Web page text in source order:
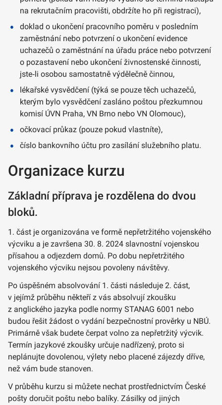
na rekrutačním pracovišti, obdržíte ho při registraci),
doklad o ukončení pracovního poměru v posledním
zaměstnání nebo potvrzení o ukončení evidence
uchazečů o zaměstnání na úřadu práce nebo potvrzení
o pozastavení nebo ukončení živnostenské činnosti,
jste‑li osobou samostatně výdělečně činnou,
lékařské vysvědčení (týká se pouze těch uchazečů,
kterým bylo vysvědčení zasláno poštou přezkumnou
komisí ÚVN Praha, VN Brno nebo VN Olomouc),
očkovací průkaz (pouze pokud vlastníte),
číslo bankovního účtu pro zasílání služebního platu.
Organizace kurzu
Základní příprava je rozdělena do dvou
bloků.
1. část je organizována ve formě nepřetržitého vojenského
výcviku a je završena 30. 8. 2024 slavnostní vojenskou
přísahou a odjezdem domů. Po dobu nepřetržitého
vojenského výcviku nejsou povoleny návštěvy.
Po úspěšném absolvování 1. části následuje 2. část,
v jejímž průběhu někteří z vás absolvují zkoušku
z anglického jazyka podle normy STANAG 6001 nebo
budou řešit žádost o vydání bezpečnostní prověrky u NBÚ.
Primárně však budete čerpat volno za nepřetržitý výcvik.
Termín jazykové zkoušky určuje nadřízený, proto si
neplánujte dovolenou, výlety nebo placené zájezdy dříve,
než vám bude stanoven.
V průběhu kurzu si můžete nechat prostřednictvím České
pošty doručit poštu nebo balíky. Zásilky od jiných